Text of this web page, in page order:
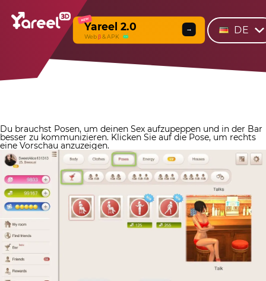
NEW
Yareel 2.0
Webβ & APK
→ DE
Du brauchst Posen, um deinen Sex aufzupeppen und in der Bar
besser zu kommunizieren. Klicken Sie auf die Pose, um rechts
eine Vorschau anzuzeigen.